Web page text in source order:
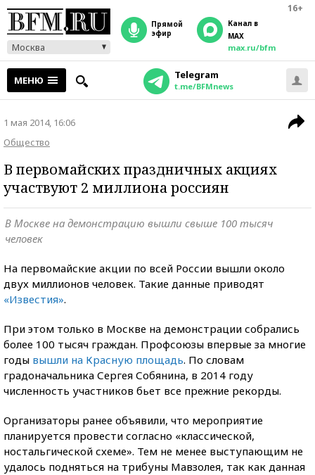
16+
Москва
прямой
эфир
Канал в
MAX
max.ru/bfm
МЕНЮ Telegram
t.me/BFMnews
1 мая 2014, 16:06
Общество
В первомайских праздничных акциях
участвуют 2 миллиона россиян
В Москве на демонстрацию вышли свыше 100 тысяч
человек
На первомайские акции по всей России вышли около
двух миллионов человек. Такие данные приводят
«Известия».
При этом только в Москве на демонстрации собрались
более 100 тысяч граждан. Профсоюзы впервые за многие
годы вышли на Красную площадь. По словам
градоначальника Сергея Собянина, в 2014 году
численность участников бьет все прежние рекорды.
Организаторы ранее объявили, что мероприятие
планируется провести согласно «классической,
ностальгической схеме». Тем не менее выступающим не
удалось подняться на трибуны Мавзолея, так как данная